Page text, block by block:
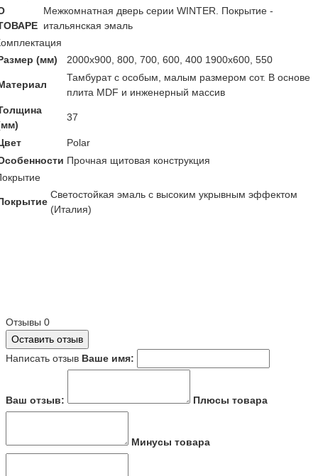
Межкомнатная дверь серии WINTER. Покрытие -
итальянская эмаль
(мм)
2000х900, 800, 700, 600, 400 1900х600, 550
Тамбурат с особым, малым размером сот. В основе
плита MDF и инженерный массив
37
Polar
Прочная щитовая конструкция
Светостойкая эмаль с высоким укрывным эффектом
(Италия)
Отзывы 0
Оставить отзыв
Написать отзыв Ваше имя:
Ваш отзыв: Плюсы товара
Минусы товара